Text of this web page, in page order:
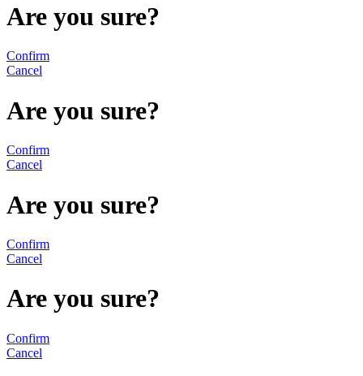
Are you sure?
Confirm
Cancel
Are you sure?
Confirm
Cancel
Are you sure?
Confirm
Cancel
Are you sure?
Confirm
Cancel